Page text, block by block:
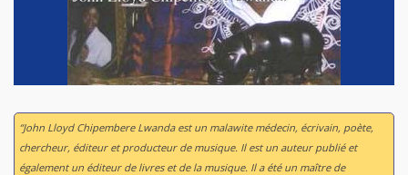
“John Lloyd Chipembere Lwanda est un malawite médecin, écrivain, poète,
chercheur, éditeur et producteur de musique. Il est un auteur publié et
également un éditeur de livres et de la musique. Il a été un maître de